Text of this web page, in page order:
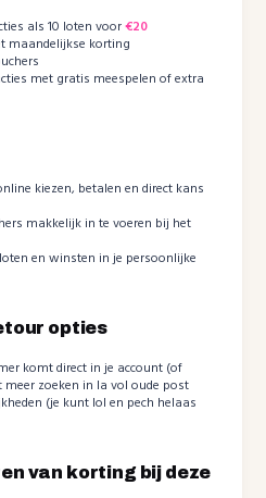
als 10 loten voor€20
maandelijkse korting
met gratis meespelen of extra
kiezen, betalen en direct kans
makkelijk in te voeren bij het
en winsten in je persoonlijke
opties
komt direct in je account (of
zoeken in la vol oude post
(je kunt lol en pech helaas
van korting bij deze